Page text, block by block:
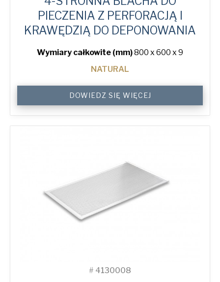
PIECZENIA Z PERFORACJĄ I
KRAWĘDZIĄ DO DEPONOWANIA
Wymiary całkowite (mm)800 x 600 x 9
NATURAL
Peel
Lip
Perforated
DOWIEDZ SIĘ WIĘCEJ
# 4130008